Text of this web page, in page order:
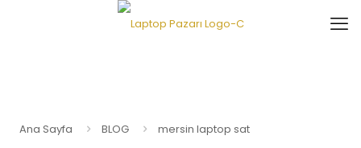
Ana Sayfa BLOG mersin laptop sat